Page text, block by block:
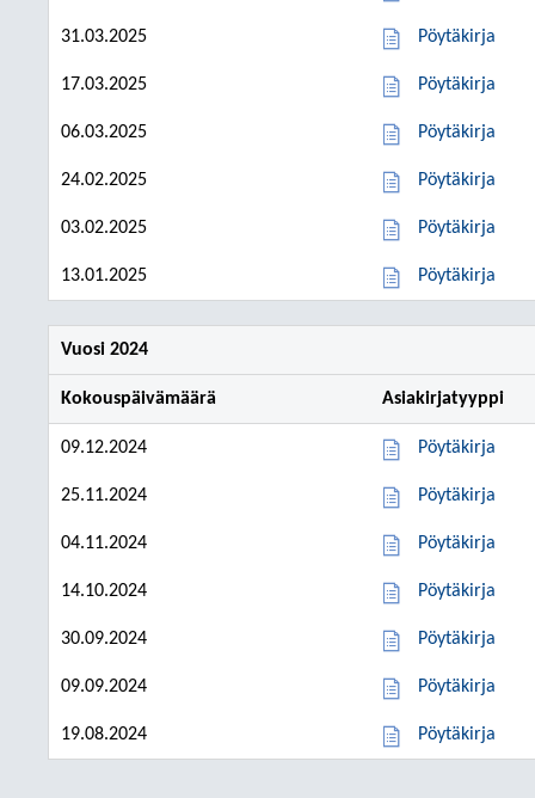
31.03.2025 Pöytäkirja
17.03.2025 Pöytäkirja
06.03.2025 Pöytäkirja
24.02.2025 Pöytäkirja
03.02.2025 Pöytäkirja
13.01.2025 Pöytäkirja
Vuosi 2024
Kokouspäivämäärä Asiakirjatyyppi
09.12.2024 Pöytäkirja
25.11.2024 Pöytäkirja
04.11.2024 Pöytäkirja
14.10.2024 Pöytäkirja
30.09.2024 Pöytäkirja
09.09.2024 Pöytäkirja
19.08.2024 Pöytäkirja